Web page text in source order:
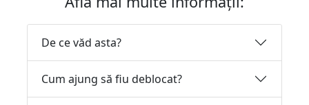
De ce văd asta?
Cum ajung să fiu deblocat?